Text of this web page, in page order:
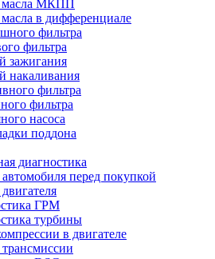
масла МКПП
в дифференциале
фильтра
фильтра
зажигания
накаливания
фильтра
фильтра
насоса
поддона
диагностика
перед покупкой
ГРМ
турбины
в двигателе